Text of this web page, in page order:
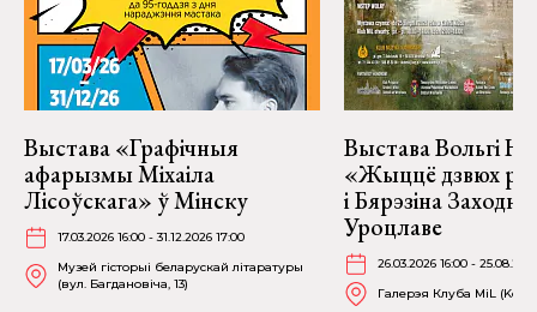
Выстава «Графічныя
афарызмы Міхаіла
Лісоўскага» ў Мінску
17.03.2026 16:00 - 31.12.2026 17:00
Музей гісторыі беларускай літаратуры
(вул. Багдановіча, 13)
Выстава Вольгі
«Жыццё дзвюх
і Бярэзіна
Уроцлаве
26.03.2026 16:00 -
Галерэя Клуба MiL